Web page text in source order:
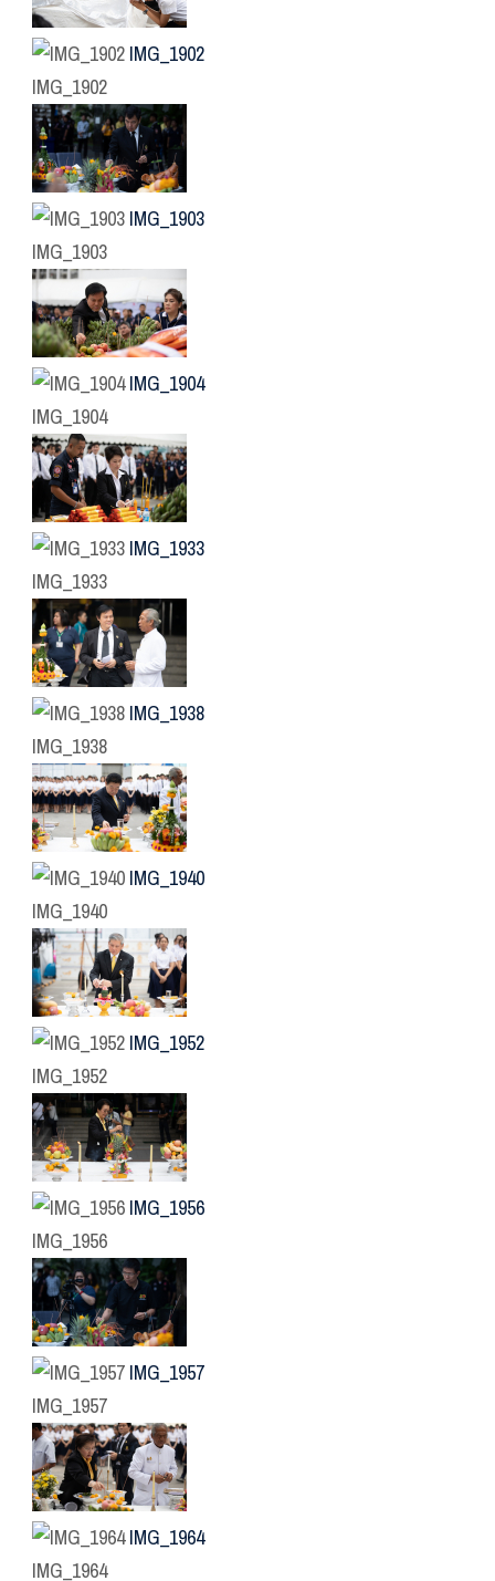
IMG_1902
IMG_1902
IMG_1903
IMG_1903
IMG_1904
IMG_1904
IMG_1933
IMG_1933
IMG_1938
IMG_1938
IMG_1940
IMG_1940
IMG_1952
IMG_1952
IMG_1956
IMG_1956
IMG_1957
IMG_1957
IMG_1964
IMG_1964